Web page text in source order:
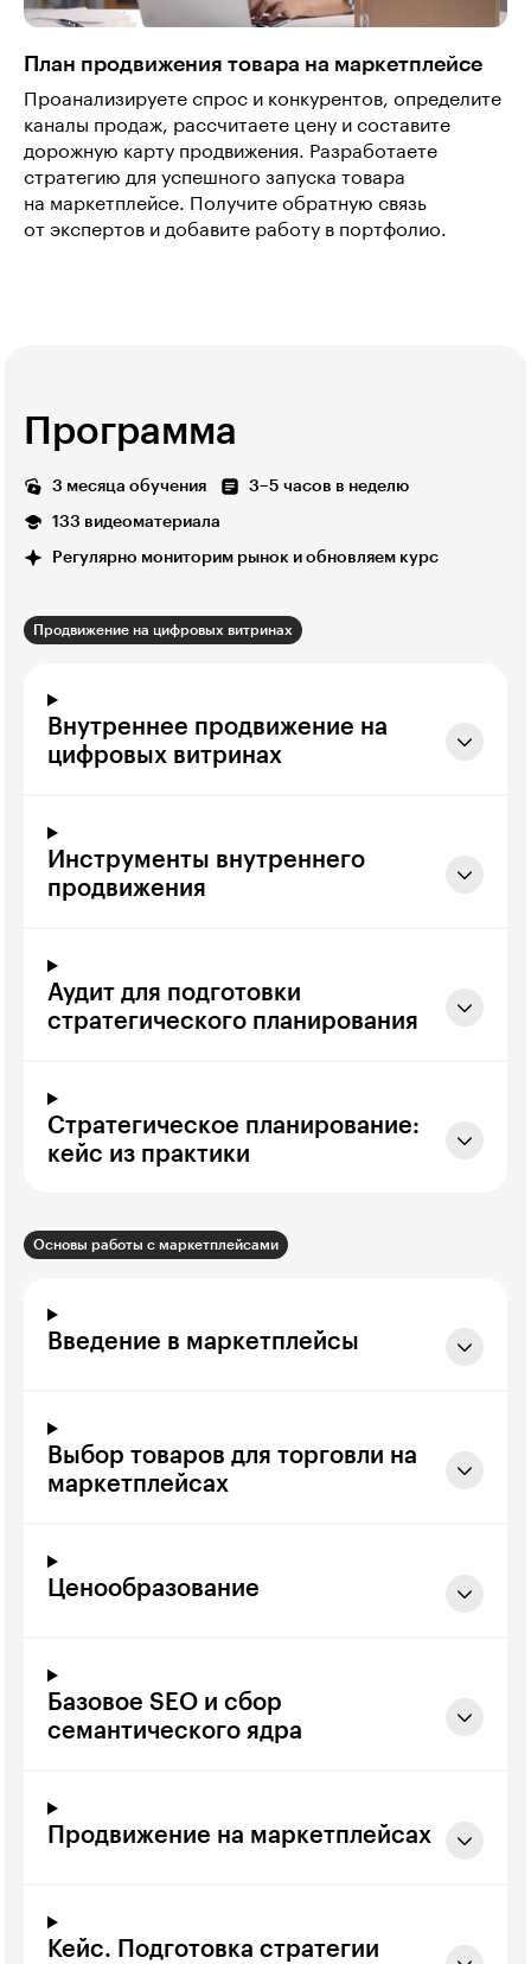
План продвижения товара на маркетплейсе
Проанализируете спрос и конкурентов, определите
каналы продаж, рассчитаете цену и составите
дорожную карту продвижения. Разработаете
стратегию для успешного запуска товара
на маркетплейсе. Получите обратную связь
от экспертов и добавите работу в портфолио.
Программа
3 месяца обучения 3–5 часов в неделю
133 видеоматериала
Регулярно мониторим рынок и обновляем курс
Продвижение на цифровых витринах
Внутреннее продвижение на
цифровых витринах
Инструменты внутреннего
продвижения
Аудит для подготовки
стратегического планирования
Стратегическое планирование:
кейс из практики
Основы работы с маркетплейсами
Введение в маркетплейсы
Выбор товаров для торговли на
маркетплейсах
Ценообразование
Базовое SEO и сбор
семантического ядра
Продвижение на маркетплейсах
Кейс. Подготовка стратегии